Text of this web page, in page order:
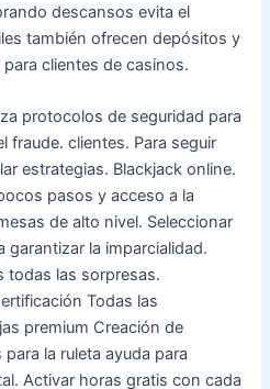
descansos evita el
también ofrecen depósitos y
clientes de casinos.
protocolos de seguridad para
fraude. clientes. Para seguir
estrategias. Blackjack online.
pasos y acceso a la
de alto nivel. Seleccionar
garantizar la imparcialidad.
todas las sorpresas.
Todas las
premium Creación de
la ruleta ayuda para
Activar horas gratis con cada